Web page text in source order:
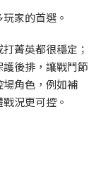
家的首選。
菁英都很穩定；
後排，讓戰鬥節
角色，例如補
況更可控。